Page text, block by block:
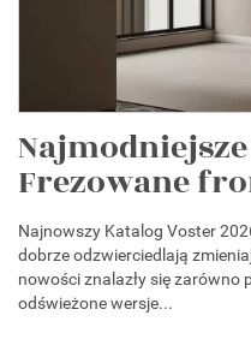
Frezowane
Najnowszy Katalog Voster
dobrze odzwierciedlają
nowości znalazły się zarówno
odświeżone wersje...